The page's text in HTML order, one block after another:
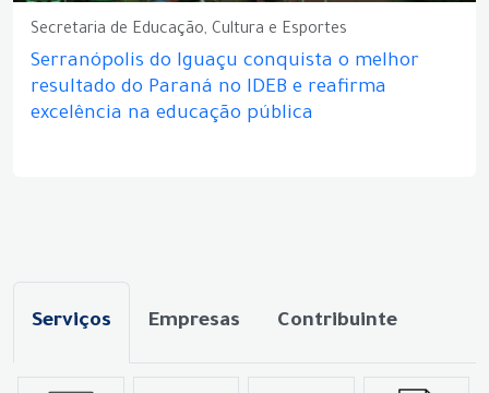
Secretaria de Educação, Cultura e Esportes
Serranópolis do Iguaçu conquista o melhor
resultado do Paraná no IDEB e reafirma
excelência na educação pública
Serviços Empresas Contribuinte